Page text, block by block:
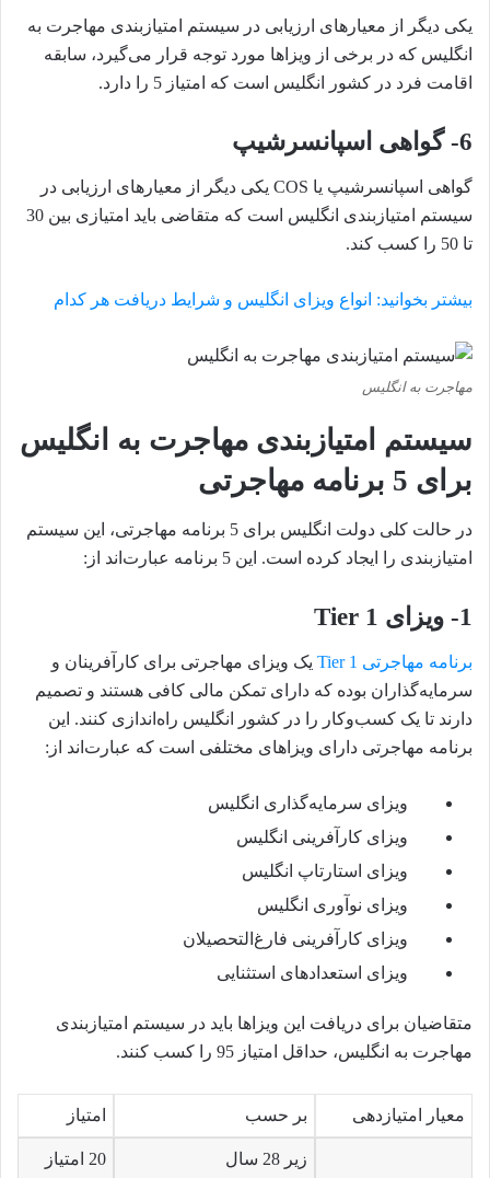
یکی دیگر از معیارهای ارزیابی در سیستم امتیازبندی مهاجرت به
انگلیس که در برخی از ویزاها مورد توجه قرار می‌گیرد، سابقه
اقامت فرد در کشور انگلیس است که امتیاز 5 را دارد.
6- گواهی اسپانسرشیپ
گواهی اسپانسرشیپ یا COS یکی دیگر از معیارهای ارزیابی در
سیستم امتیازبندی انگلیس است که متقاضی باید امتیازی بین 30
تا 50 را کسب کند.
بیشتر بخوانید: انواع ویزای انگلیس و شرایط دریافت هر کدام
مهاجرت به انگلیس
سیستم امتیازبندی مهاجرت به انگلیس
برای 5 برنامه مهاجرتی
در حالت کلی دولت انگلیس برای 5 برنامه مهاجرتی، این سیستم
امتیازبندی را ایجاد کرده است. این 5 برنامه عبارت‌اند از:
1- ویزای Tier 1
برنامه مهاجرتی Tier 1
یک ویزای مهاجرتی برای کارآفرینان و
سرمایه‌گذاران بوده که دارای تمکن مالی کافی هستند و تصمیم
دارند تا یک کسب‌وکار را در کشور انگلیس راه‌اندازی کنند. این
برنامه مهاجرتی دارای ویزاهای مختلفی است که عبارت‌اند از:
ویزای سرمایه‌گذاری انگلیس
ویزای کارآفرینی انگلیس
ویزای استارتاپ انگلیس
ویزای نوآوری انگلیس
ویزای کارآفرینی فارغ‌التحصیلان
ویزای استعدادهای استثنایی
متقاضیان برای دریافت این ویزاها باید در سیستم امتیازبندی
مهاجرت به انگلیس، حداقل امتیاز 95 را کسب کنند.
معیار امتیازدهی بر حسب امتیاز
زیر 28 سال 20 امتیاز